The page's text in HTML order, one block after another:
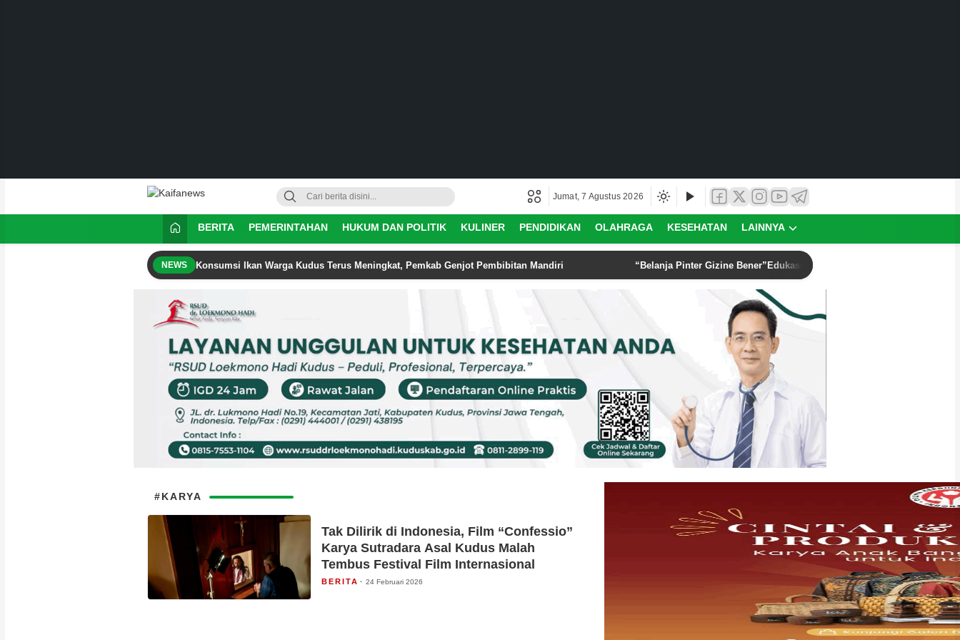
Kaifanews
Kabar Informasi dan Berita Aktual
Jumat, 7 Agustus 2026
BERITA PEMERINTAHAN HUKUM DAN POLITIK KULINER PENDIDIKAN OLAHRAGA KESEHATAN LAINNYA
NEWS Konsumsi Ikan Warga Kudus Terus Meningkat, Pemkab Genjot Pembibitan Mandiri “Belanja Pinter Gizine Bener”Edukasi Belanja dan Pemenuhan Gizi
#KARYA
Tak Dilirik di Indonesia, Film “Confessio”
Karya Sutradara Asal Kudus Malah
Tembus Festival Film Internasional
BERITA 24 Februari 2026